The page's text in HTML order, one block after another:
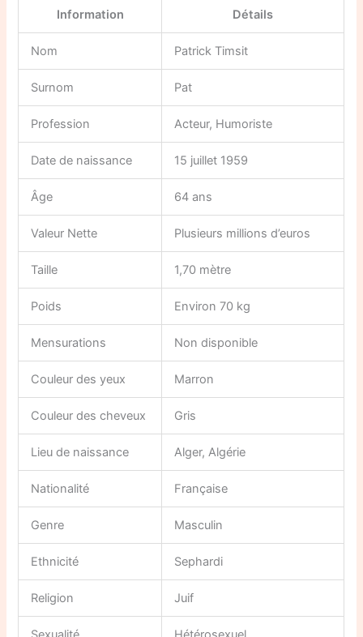
Information Détails
Nom Patrick Timsit
Surnom Pat
Profession Acteur, Humoriste
Date de naissance 15 juillet 1959
Âge 64 ans
Valeur Nette Plusieurs millions d’euros
Taille 1,70 mètre
Poids Environ 70 kg
Mensurations Non disponible
Couleur des yeux Marron
Couleur des cheveux Gris
Lieu de naissance Alger, Algérie
Nationalité Française
Genre Masculin
Ethnicité Sephardi
Religion Juif